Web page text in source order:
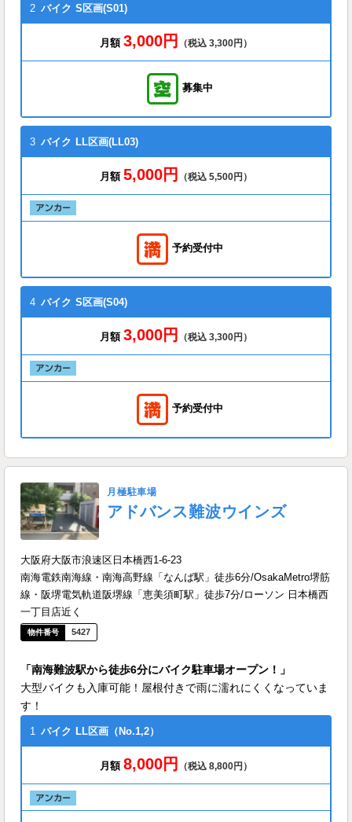
2 バイク S区画(S01)
月額 3,000円 （税込 3,300円）
募集中
3 バイク LL区画(LL03)
月額 5,000円 （税込 5,500円）
予約受付中
4 バイク S区画(S04)
月額 3,000円 （税込 3,300円）
予約受付中
月極駐車場
アドバンス難波ウインズ
大阪府大阪市浪速区日本橋西1-6-23
南海電鉄南海線・南海高野線「なんば駅」徒歩6分/OsakaMetro堺筋
線・阪堺電気軌道阪堺線「恵美須町駅」徒歩7分/ローソン 日本橋西
一丁目店近く
5427
「南海難波駅から徒歩6分にバイク駐車場オープン！」
大型バイクも入庫可能！屋根付きで雨に濡れにくくなっていま
す！
1 バイク LL区画（No.1,2）
月額 8,000円 （税込 8,800円）